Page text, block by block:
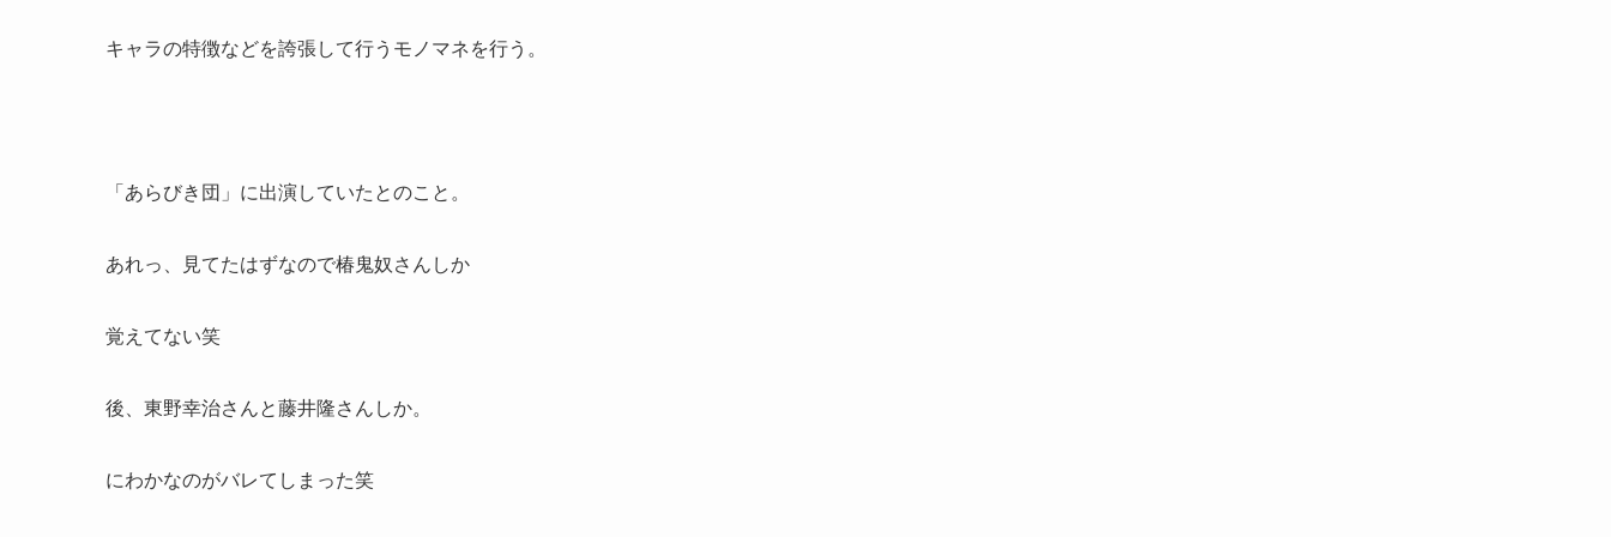
キャラの特徴などを誇張して行うモノマネを行う。
「あらびき団」に出演していたとのこと。
あれっ、見てたはずなので椿鬼奴さんしか
覚えてない笑
後、東野幸治さんと藤井隆さんしか。
にわかなのがバレてしまった笑